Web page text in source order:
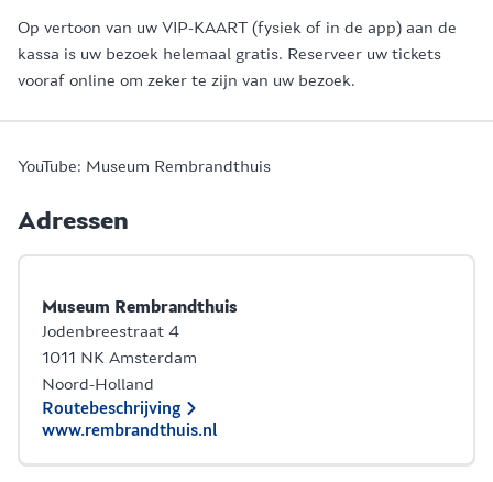
Op vertoon van uw VIP-KAART (fysiek of in de app) aan de
kassa is uw bezoek helemaal gratis. Reserveer uw tickets
vooraf online om zeker te zijn van uw bezoek.
YouTube: Museum Rembrandthuis
Adressen
Museum Rembrandthuis
Jodenbreestraat 4
1011 NK Amsterdam
Noord-Holland
Routebeschrijving
www.rembrandthuis.nl